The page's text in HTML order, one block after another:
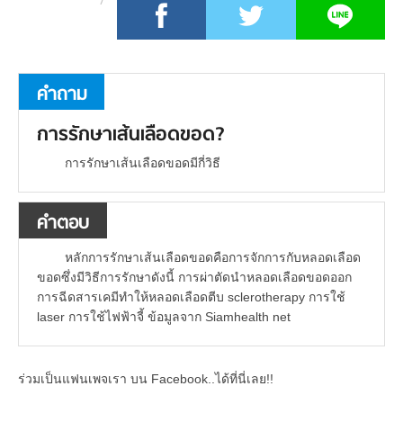
คำถาม
การรักษาเส้นเลือดขอด?
การรักษาเส้นเลือดขอดมีกี่วิธี
คำตอบ
หลักการรักษาเส้นเลือดขอดคือการจักการกับหลอดเลือด
ขอดซึ่งมีวิธีการรักษาดังนี้ การผ่าตัดนำหลอดเลือดขอดออก
การฉีดสารเคมีทำให้หลอดเลือดตีบ sclerotherapy การใช้
laser การใช้ไฟฟ้าจี้ ข้อมูลจาก Siamhealth net
ร่วมเป็นแฟนเพจเรา บน Facebook..ได้ที่นี่เลย!!